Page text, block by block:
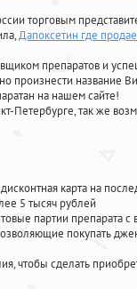
торговым
,Дапоксетин где
препаратов и
произнести название
на нашем сайте!
Петербурге, так же
карта на
5 тысяч рублей
партии препарата с
покупать
чтобы сделать